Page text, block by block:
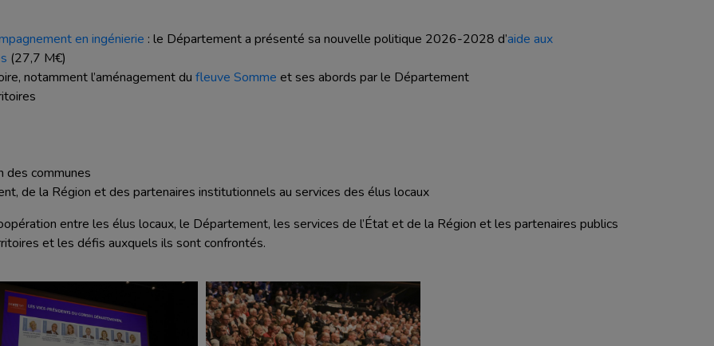
en ingénierie : le Département a présenté sa nouvelle politique 2026-2028 d’aide aux
(27,7 M€)
notamment l’aménagement du fleuve Somme et ses abords par le Département
des communes
de la Région et des partenaires institutionnels au services des élus locaux
entre les élus locaux, le Département, les services de l’État et de la Région et les partenaires publics
et les défis auxquels ils sont confrontés.